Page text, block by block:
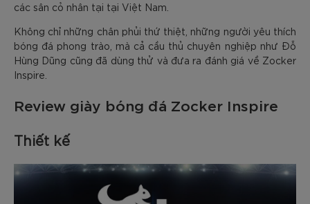
các sân cỏ nhân tại tại Việt Nam.
Không chỉ những chân phủi thứ thiệt, những người yêu thích
bóng đá phong trào, mà cả cầu thủ chuyên nghiệp như Đỗ
Hùng Dũng cũng đã dùng thử và đưa ra đánh giá về Zocker
Inspire.
Review giày bóng đá Zocker Inspire
Thiết kế